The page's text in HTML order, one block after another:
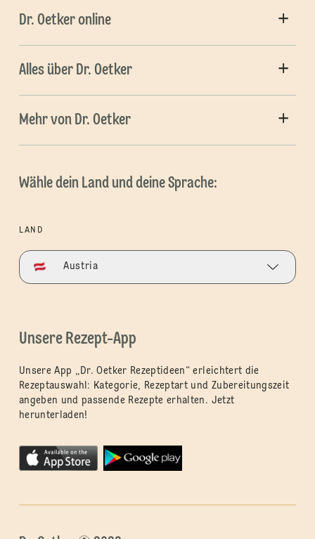
Dr. Oetker online
Alles über Dr. Oetker
Mehr von Dr. Oetker
Wähle dein Land und deine Sprache:
LAND
Austria
Unsere Rezept-App
Unsere App „Dr. Oetker Rezeptideen“ erleichtert die
Rezeptauswahl: Kategorie, Rezeptart und Zubereitungszeit
angeben und passende Rezepte erhalten. Jetzt
herunterladen!